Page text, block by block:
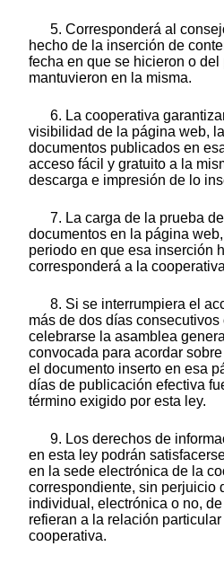
5. Corresponderá al
hecho de la inserción de
fecha en que se hicieron o
mantuvieron en la misma.
6. La cooperativa
visibilidad de la página web,
documentos publicados en
acceso fácil y gratuito a la
descarga e impresión de lo
7. La carga de la prueba
documentos en la página
periodo en que esa inserción
corresponderá a la
8. Si se interrumpiera el
más de dos días
celebrarse la asamblea
convocada para acordar
el documento inserto en esa
días de publicación efectiva
término exigido por esta ley.
9. Los derechos de
en esta ley podrán
en la sede electrónica de la
correspondiente, sin perjuicio
individual, electrónica o no,
refieran a la relación
cooperativa.